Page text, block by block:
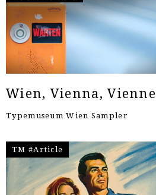
Wien, Vienna, Vienne
Typemuseum Wien Sampler
TM #Article